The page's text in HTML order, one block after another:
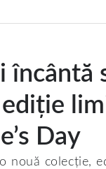
încântă
Day
nouă colecție,